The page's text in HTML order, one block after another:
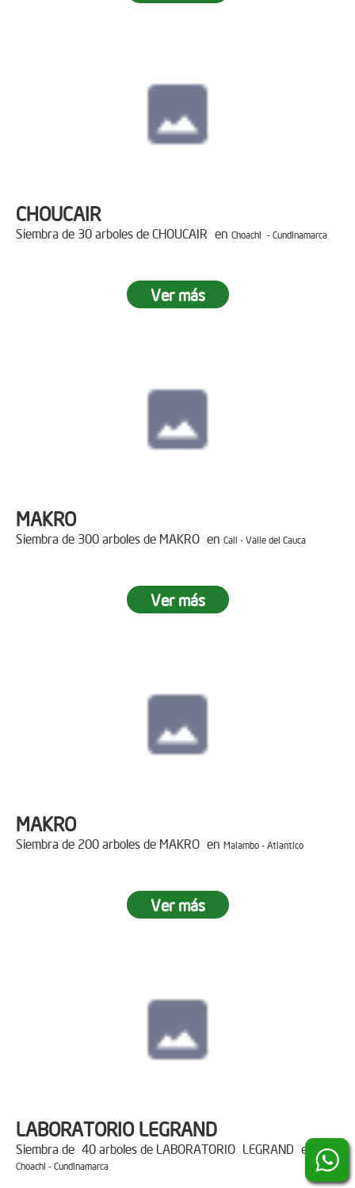
CHOUCAIR
Siembra de 30 arboles de CHOUCAIR en Choachi - Cundinamarca
Ver más
MAKRO
Siembra de 300 arboles de MAKRO en Cali - Valle del Cauca
Ver más
MAKRO
Siembra de 200 arboles de MAKRO en Malambo - Atlantico
Ver más
LABORATORIO LEGRAND
Siembra de 40 arboles de LABORATORIO LEGRAND en
Choachi - Cundinamarca